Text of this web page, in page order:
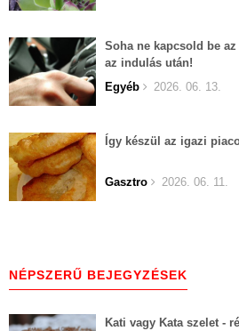
Soha ne kapcsold be
az indulás után!
Egyéb
2026. 06. 13.
Így készül az igazi
Gasztro 2026. 06. 11.
NÉPSZERŰ BEJEGYZÉSEK
Kati vagy Kata szelet -